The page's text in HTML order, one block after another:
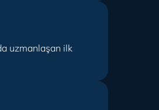
uzmanlaşan ilk